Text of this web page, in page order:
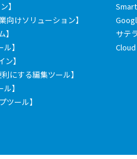
】
向けソリューション】
】
】
にする編集ツール】
】
ール】
サテ